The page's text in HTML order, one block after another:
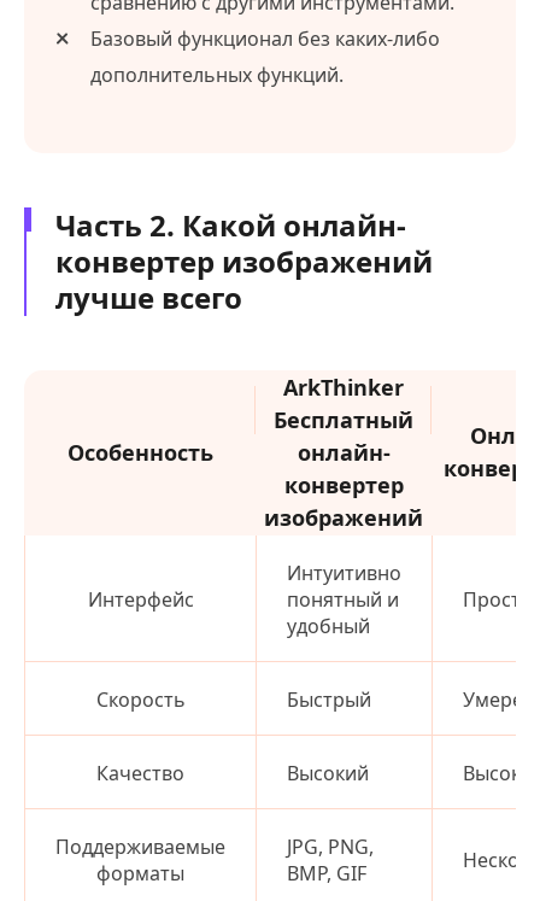
Базовый функционал без каких-либо
дополнительных функций.
Часть 2. Какой онлайн-
конвертер изображений
лучше всего
Особенность
ArkThinker
Бесплатный
онлайн-
конвертер
изображений
Интерфейс
Интуитивно
понятный и
удобный
Скорость Быстрый
Качество Высокий
Поддерживаемые
форматы
JPG, PNG,
BMP, GIF